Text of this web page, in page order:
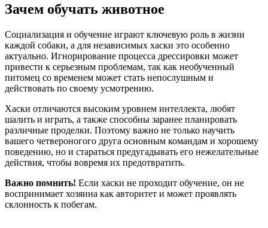
Зачем обучать животное
Социализация и обучение играют ключевую роль в жизни
каждой собаки, а для независимых хаски это особенно
актуально. Игнорирование процесса дрессировки может
привести к серьезным проблемам, так как необученный
питомец со временем может стать непослушным и
действовать по своему усмотрению.
Хаски отличаются высоким уровнем интеллекта, любят
шалить и играть, а также способны заранее планировать
различные проделки. Поэтому важно не только научить
вашего четвероногого друга основным командам и хорошему
поведению, но и стараться предугадывать его нежелательные
действия, чтобы вовремя их предотвратить.
Важно помнить! Если хаски не проходит обучение, он не
воспринимает хозяина как авторитет и может проявлять
склонность к побегам.